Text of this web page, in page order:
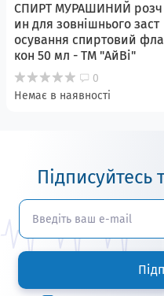
СПИРТ МУРАШИНИЙ розч
ин для зовнішнього заст
осування спиртовий фла
кон 50 мл - ТМ "АйВі"
0
Немає в наявності
Підписуйтесь